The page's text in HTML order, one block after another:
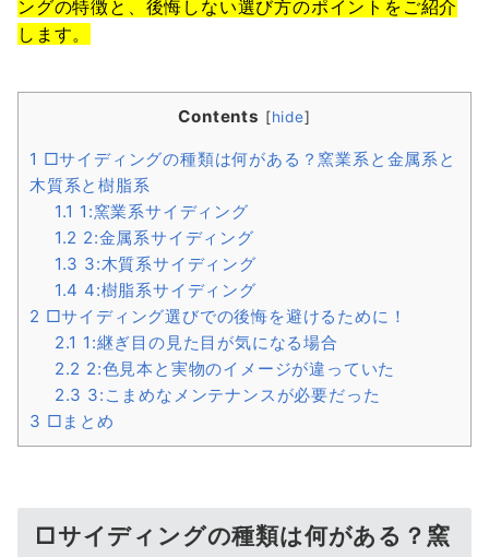
ングの特徴と、後悔しない選び方のポイントをご紹介
します。
Contents [hide]
1 □サイディングの種類は何がある？窯業系と金属系と
木質系と樹脂系
1.1 1:窯業系サイディング
1.2 2:金属系サイディング
1.3 3:木質系サイディング
1.4 4:樹脂系サイディング
2 □サイディング選びでの後悔を避けるために！
2.1 1:継ぎ目の見た目が気になる場合
2.2 2:色見本と実物のイメージが違っていた
2.3 3:こまめなメンテナンスが必要だった
3 □まとめ
□サイディングの種類は何がある？窯